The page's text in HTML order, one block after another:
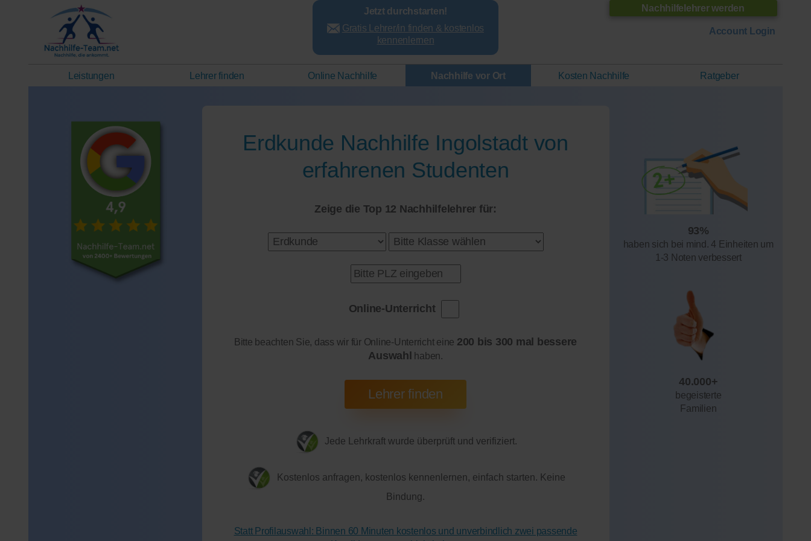
Nachhilfelehrer werden
Account Login
Jetzt durchstarten!
Gratis Lehrer/in finden & kostenlos
kennenlernen
Leistungen Lehrer finden Online Nachhilfe Nachhilfe vor Ort Kosten Nachhilfe Ratgeber
93%
haben sich bei mind. 4 Einheiten um
1-3 Noten verbessert
40.000+
begeisterte
Familien
Erdkunde Nachhilfe Ingolstadt von
erfahrenen Studenten
Zeige die Top 12 Nachhilfelehrer für:
Online-Unterricht
Bitte beachten Sie, dass wir für Online-Unterricht eine 200 bis 300 mal bessere
Auswahl
haben.
Jede Lehrkraft wurde überprüft und verifiziert.
Kostenlos anfragen, kostenlos kennenlernen, einfach starten. Keine
Bindung.
Statt Profilauswahl: Binnen 60 Minuten kostenlos und unverbindlich zwei passende